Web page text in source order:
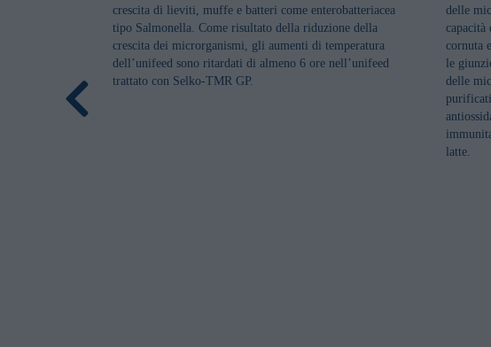
crescita di lieviti, muffe e batteri come enterobatteriacea
tipo Salmonella. Come risultato della riduzione della
crescita dei microrganismi, gli aumenti di temperatura
dell’unifeed sono ritardati di almeno 6 ore nell’unifeed
trattato con Selko-TMR GP.
delle
capacità
cornuta
le
delle
latte.